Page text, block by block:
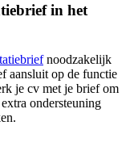
in het
noodzakelijk
aansluit op de functie
je cv met je brief om
ondersteuning